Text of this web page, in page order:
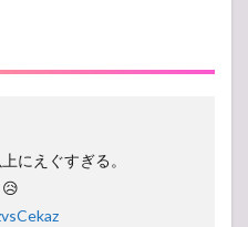
にえぐすぎる。